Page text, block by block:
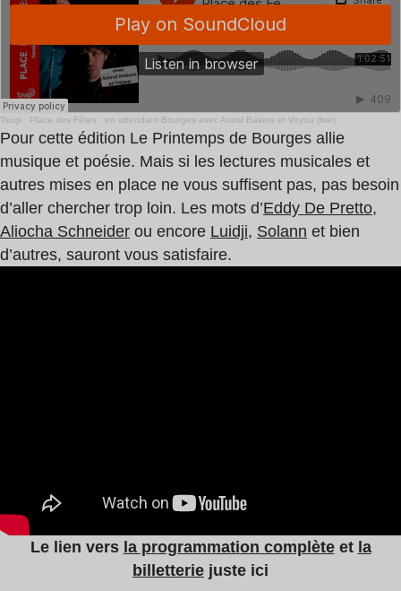
Tsugi · Place des Fêtes : en attendant Bourges avec Astral Bakers et Voyou (live)
Pour cette édition Le Printemps de Bourges allie
musique et poésie. Mais si les lectures musicales et
autres mises en place ne vous suffisent pas, pas besoin
d’aller chercher trop loin. Les mots d’Eddy De Pretto,
Aliocha Schneider ou encore Luidji, Solann et bien
d’autres, sauront vous satisfaire.
Le lien vers la programmation complèteet la
billetterie juste ici